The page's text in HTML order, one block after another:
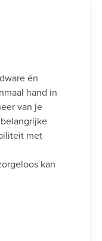
én
hand in
van je
met
kan